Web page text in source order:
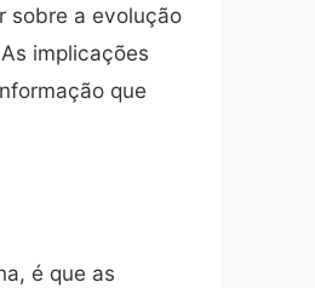
sobre a evolução
implicações
que
é que as